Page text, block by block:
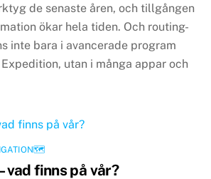
de senaste åren, och tillgången
ökar hela tiden. Och routing-
inte bara i avancerade program
utan i många appar och
vad finns på vår?